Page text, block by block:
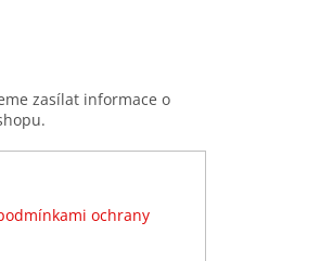
zasílat informace o
ochrany